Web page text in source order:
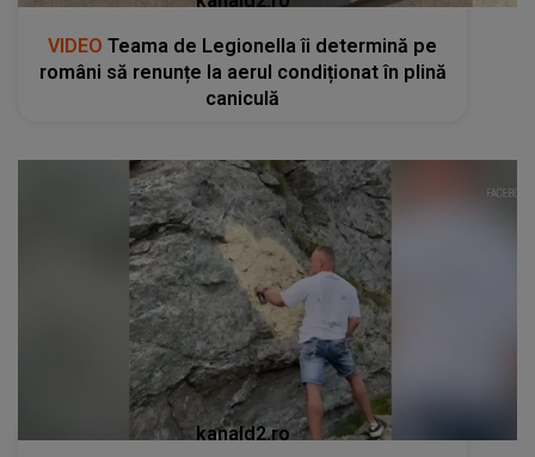
VIDEO Teama de Legionella îi determină pe
români să renunțe la aerul condiționat în plină
caniculă
kanald2.ro